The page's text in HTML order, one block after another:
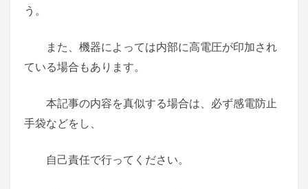
う。
また、機器によっては内部に高電圧が印加され
ている場合もあります。
本記事の内容を真似する場合は、必ず感電防止
手袋などをし、
自己責任で行ってください。